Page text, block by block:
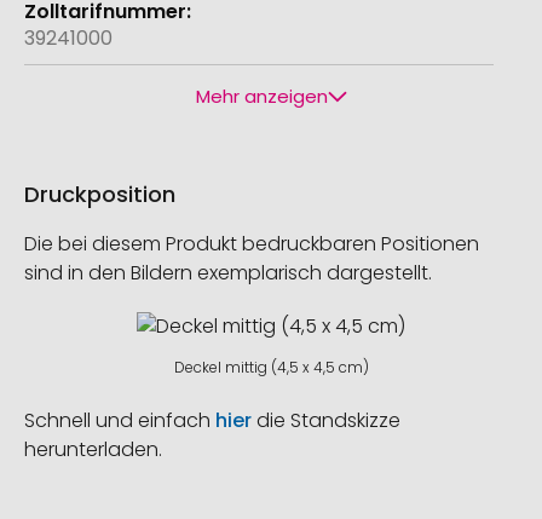
39241000
Mehr anzeigen
Druckposition
Die bei diesem Produkt bedruckbaren Positionen
sind in den Bildern exemplarisch dargestellt.
Deckel mittig (4,5 x 4,5 cm)
Schnell und einfach hierdie Standskizze
herunterladen.